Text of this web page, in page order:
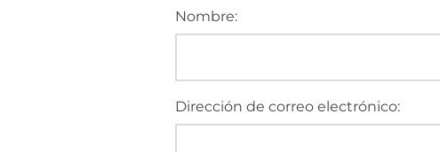
Nombre:
Dirección de correo electrónico: